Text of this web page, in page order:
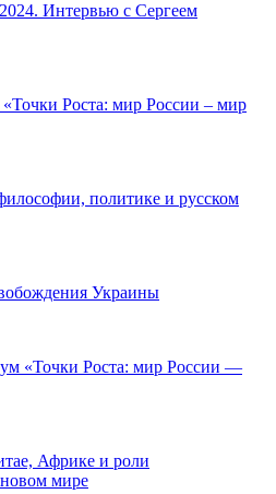
Интервью с Сергеем
«Точки Роста: мир России – мир
политике и русском
Украины
«Точки Роста: мир России —
Африке и роли
новом мире